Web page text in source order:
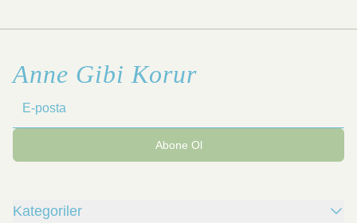
Anne Gibi Korur
Abone Ol
Kategoriler